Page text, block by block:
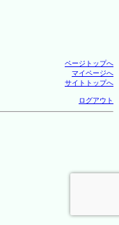
ページトップへ
マイページへ
サイトトップへ
ログアウト